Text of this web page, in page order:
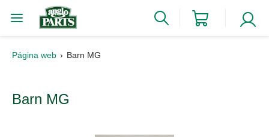
Página web Barn MG
Barn MG